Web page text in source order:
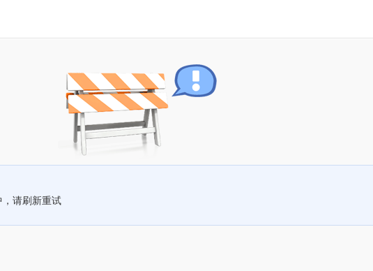
，请刷新重试